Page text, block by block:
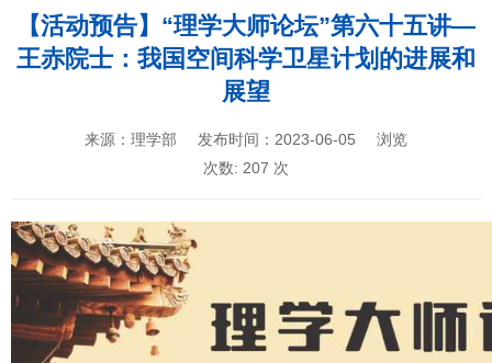
【活动预告】“理学大师论坛”第六十五讲—
王赤院士：我国空间科学卫星计划的进展和
展望
来源：理学部 发布时间：2023-06-05
浏览
次数: 207 次